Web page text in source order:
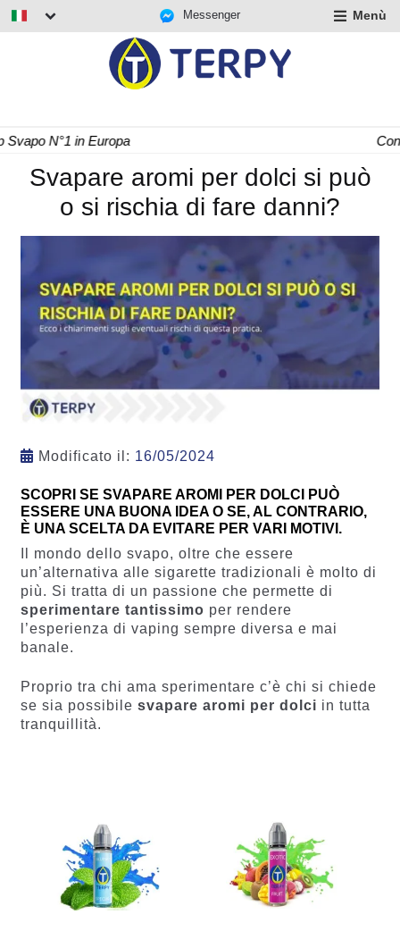
Messenger Menù
Consegna Rapida 24/48 h
Svapare aromi per dolci si può
o si rischia di fare danni?
Modificato il: 16/05/2024
SCOPRI SE SVAPARE AROMI PER DOLCI PUÒ
ESSERE UNA BUONA IDEA O SE, AL CONTRARIO,
È UNA SCELTA DA EVITARE PER VARI MOTIVI.
Il mondo dello svapo, oltre che essere
un’alternativa alle sigarette tradizionali è molto di
più. Si tratta di un passione che permette di
sperimentare tantissimo per rendere
l’esperienza di vaping sempre diversa e mai
banale.
Proprio tra chi ama sperimentare c’è chi si chiede
se sia possibile svapare aromi per dolci in tutta
tranquillità.